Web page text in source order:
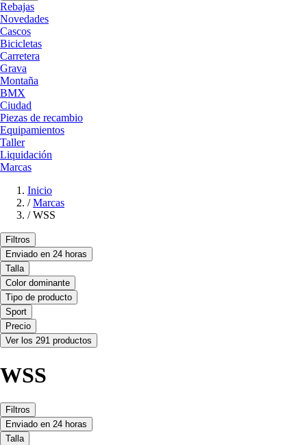
Rebajas
Novedades
Cascos
Bicicletas
Carretera
Grava
Montaña
BMX
Ciudad
Piezas de recambio
Equipamientos
Taller
Liquidación
Marcas
Inicio
/ Marcas
/ WSS
Filtros
Enviado en 24 horas
Talla
Color dominante
Tipo de producto
Sport
Precio
Ver los 291 productos
WSS
Filtros
Enviado en 24 horas
Talla